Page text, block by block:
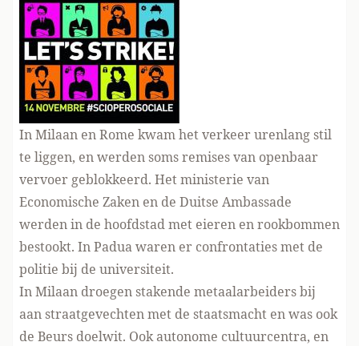
In Milaan en Rome kwam het verkeer urenlang stil
te liggen, en werden soms remises van openbaar
vervoer geblokkeerd. Het ministerie van
Economische Zaken en de Duitse Ambassade
werden in de hoofdstad met eieren en rookbommen
bestookt. In Padua waren er confrontaties met de
politie bij de universiteit.
In Milaan droegen stakende metaalarbeiders bij
aan straatgevechten met de staatsmacht en was ook
de Beurs doelwit. Ook autonome cultuurcentra, en